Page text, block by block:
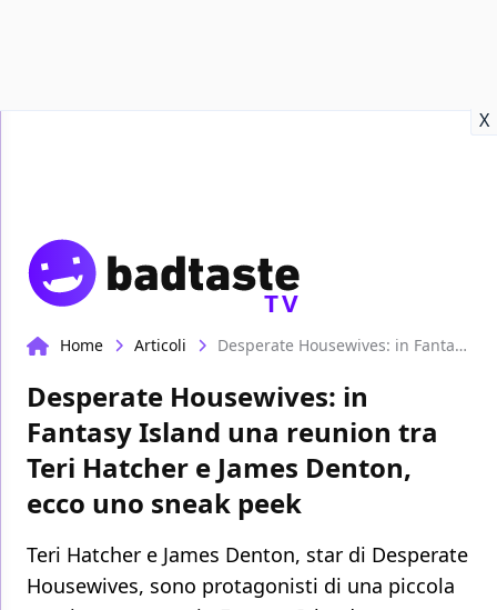
X
TV
Home Articoli Desperate Housewives: in Fantasy Island una reunion tra Teri Hatcher e James Denton, ecco uno sneak peek
Desperate Housewives: in
Fantasy Island una reunion tra
Teri Hatcher e James Denton,
ecco uno sneak peek
Teri Hatcher e James Denton, star di Desperate
Housewives, sono protagonisti di una piccola